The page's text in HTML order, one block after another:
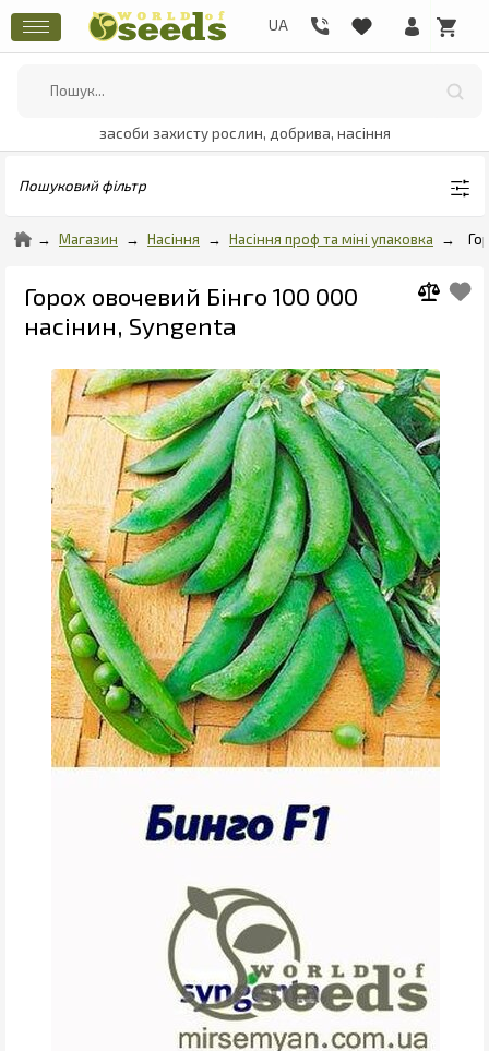
засоби захисту рослин, добрива, насіння
Пошуковий фільтр
Магазин Насіння Насіння проф та міні упаковка
Горох овочевий Бінго 100 000
насінин, Syngenta